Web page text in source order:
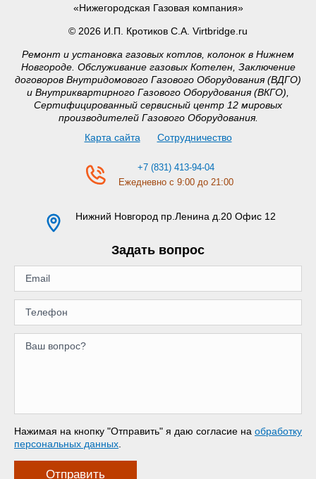
«Нижегородская Газовая компания»
© 2026 И.П. Кротиков С.А. Virtbridge.ru
Ремонт и установка газовых котлов, колонок в Нижнем
Новгороде. Обслуживание газовых Котелен, Заключение
договоров Внутридомового Газового Оборудования (ВДГО)
и Внутриквартирного Газового Оборудования (ВКГО),
Сертифицированный сервисный центр 12 мировых
производителей Газового Оборудования.
Карта сайта
Сотрудничество
+7 (831) 413-94-04
Ежедневно с 9:00 до 21:00
Нижний Новгород пр.Ленина д.20 Офис 12
Задать вопрос
Нажимая на кнопку "Отправить" я даю согласие на обработку
персональных данных
Отправить